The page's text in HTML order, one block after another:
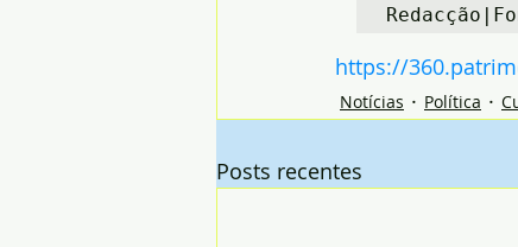
https://
Notícias Política
Posts recentes